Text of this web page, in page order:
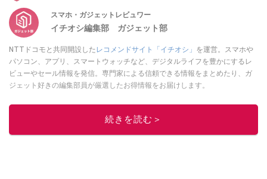
スマホ・ガジェットレビュワー
イチオシ編集部 ガジェット部
NTTドコモと共同開設したレコメンドサイト「イチオシ」 を運営。スマホや
パソコン、アプリ、スマートウォッチなど、デジタルライフを豊かにするレ
ビューやセール情報を発信。専門家による信頼できる情報をまとめたり、ガ
ジェット好きの編集部員が厳選したお得情報をお届けします。
このイチオシストの他の記事を読む
続きを読む＞